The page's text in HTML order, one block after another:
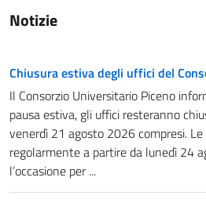
Notizie
Chiusura estiva degli uffici del
Il Consorzio Universitario Piceno
pausa estiva, gli uffici resteranno
venerdì 21 agosto 2026 compresi.
regolarmente a partire da lunedì 24
l’occasione per ...